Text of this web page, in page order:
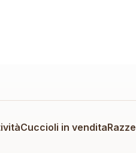
Cuccioli in venditaRazze